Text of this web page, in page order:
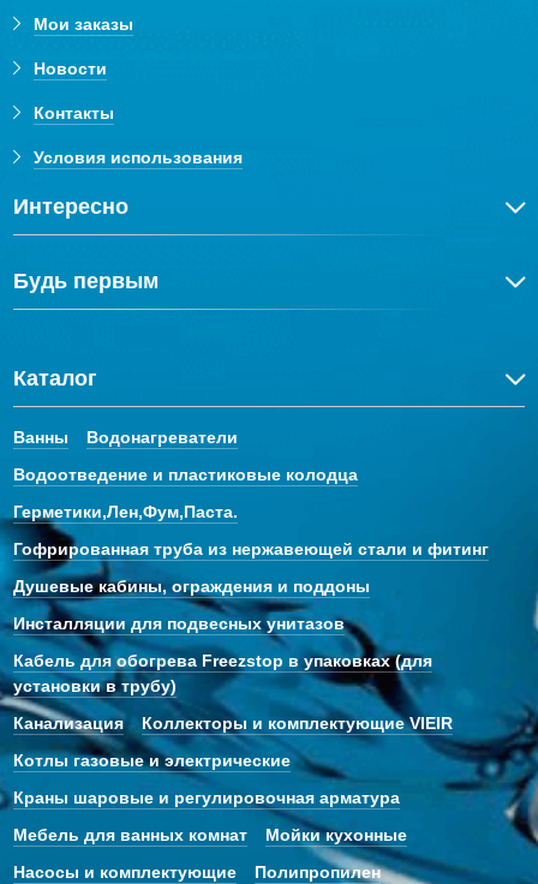
Мои заказы
Новости
Контакты
Условия использования
Интересно
Будь первым
Каталог
Ванны
Водонагреватели
Водоотведение и пластиковые колодца
Герметики,Лен,Фум,Паста.
Гофрированная труба из нержавеющей стали и фитинг
Душевые кабины, ограждения и поддоны
Инсталляции для подвесных унитазов
Кабель для обогрева Freezstop в упаковках (для
установки в трубу)
Канализация
Коллекторы и комплектующие VIEIR
Котлы газовые и электрические
Краны шаровые и регулировочная арматура
Мебель для ванных комнат
Мойки кухонные
Насосы и комплектующие
Полипропилен